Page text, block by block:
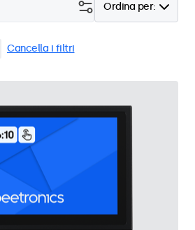
Ordina per:
Cancella i filtri